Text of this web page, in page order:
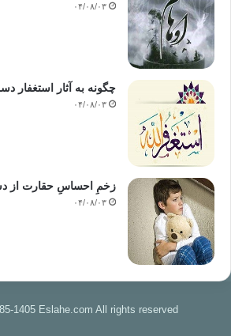
۰۴/۰۸/۰۳
چگونه به آثار استغفار
۰۴/۰۸/۰۳
زخمِ احساسِ حقارت از
۰۴/۰۸/۰۳
1405 Eslahe.com All rights reserved